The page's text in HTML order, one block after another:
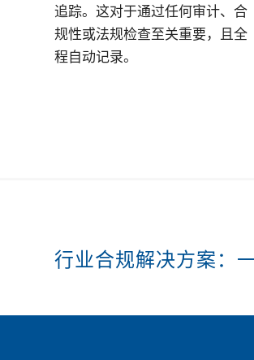
追踪。这对于通过任何审计、合
规性或法规检查至关重要，且全
程自动记录。
行业合规解决方案：